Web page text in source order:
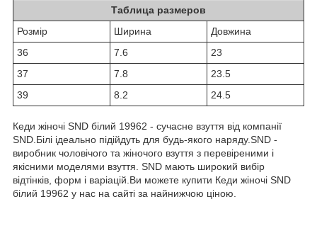
Таблица размеров
Розмiр
Ширина
Довжина
36
7.6
23
37
7.8
23.5
39
8.2 24.5
Кеди жіночі SND білий 19962 - сучасне взуття від компанії
SND.Білі ідеально підійдуть для будь-якого наряду.SND -
виробник чоловічого та жіночого взуття з перевіреними і
якісними моделями взуття. SND мають широкий вибір
відтінків, форм і варіацій.Ви можете купити Кеди жіночі SND
білий 19962 у нас на сайті за найнижчою ціною.